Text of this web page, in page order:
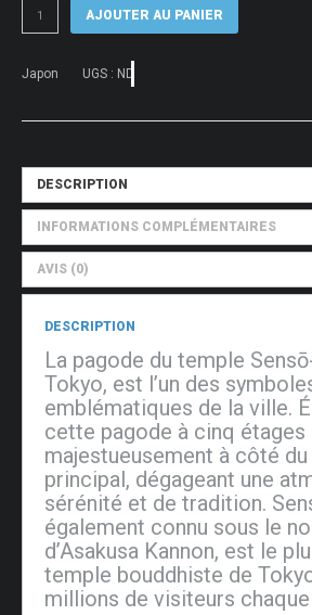
Pagode,
AJOUTER AU PANIER
Japon UGS : ND
DESCRIPTION
INFORMATIONS COMPLÉMENTAIRES
AVIS (0)
DESCRIPTION
La pagode du temple
Tokyo, est l’un des
emblématiques de la ville.
cette pagode à cinq étages
majestueusement à côté
principal, dégageant une
sérénité et de tradition.
également connu sous le
d’Asakusa Kannon, est le
temple bouddhiste de
millions de visiteurs chaque